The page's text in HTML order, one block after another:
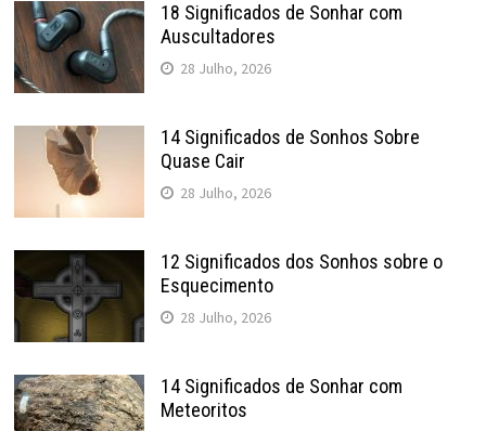
18 Significados de Sonhar com
Auscultadores
28 Julho, 2026
14 Significados de Sonhos Sobre
Quase Cair
28 Julho, 2026
12 Significados dos Sonhos sobre o
Esquecimento
28 Julho, 2026
14 Significados de Sonhar com
Meteoritos